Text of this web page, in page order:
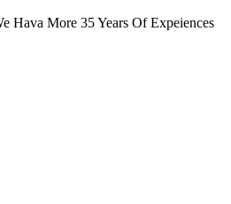
Hava More 35 Years Of Expeiences